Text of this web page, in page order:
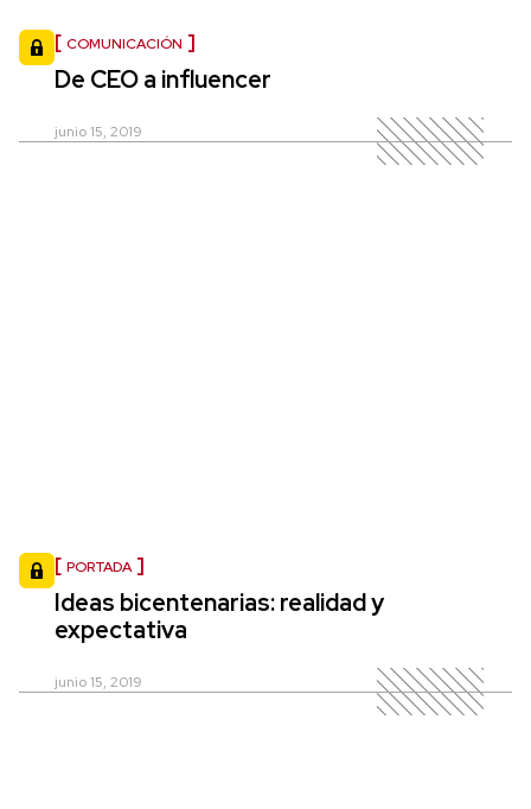
COMUNICACIÓN
De CEO a influencer
junio 15, 2019
PORTADA
Ideas bicentenarias: realidad y
expectativa
junio 15, 2019